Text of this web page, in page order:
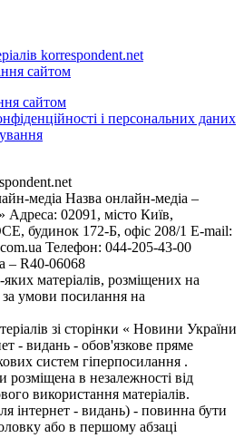
korrespondent.net
сайтом
сайтом
і персональних даних
медіа Назва онлайн-медіа –
Адреса: 02091, місто Київ,
будинок 172-Б, офіс 208/1 E-mail:
Телефон: 044-205-43-00
– R40-06068
матеріалів, розміщених на
за умови посилання на
зі сторінки « Новини України
- видань - обов'язкове пряме
систем гіперпосилання .
в незалежності від
використання матеріалів.
інтернет - видань) - повинна бути
або в першому абзаці